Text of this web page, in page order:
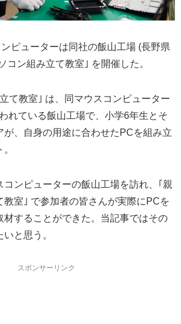
ピューターは同社の飯山工場 (長野県
コン組み立て教室｣ を開催した。
て教室｣ は、同マウスコンピューター
れている飯山工場で、小学6年生とそ
が、自身の用途に合わせたPCを組み立
コンピューターの飯山工場を訪れ、｢親
教室｣ で参加者の皆さんが実際にPCを
材することができた。当記事ではその
と思う。
スポンサーリンク